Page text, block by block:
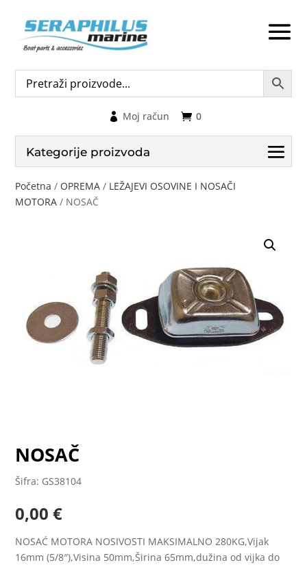
0
Moj račun
Kategorije proizvoda
Početna / OPREMA / LEŽAJEVI OSOVINE I NOSAČI
MOTORA / NOSAČ
NOSAČ
Šifra: GS38104
0,00€
NOSAĆ MOTORA NOSIVOSTI MAKSIMALNO 280KG,Vijak
16mm (5/8″),Visina 50mm,Širina 65mm,dužina od vijka do